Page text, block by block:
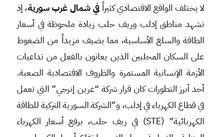
لا يختلف الواقع الاقتصادي كثيراًفي شمال غرب سورية، إذ
تشهد مناطق إدلب وريف حلب زيادة ملحوظة في أسعار
الطاقة والسلع الأساسية، مما يضيف مزيداً من الضغوط
على السكان المحليين الذين يعانون بالفعل من تداعيات
الأزمة الإنسانية المستمرة والظروف الاقتصادية الصعبة.
أحد أبرز التطورات كان قرار شركة “غرين إنرجي” التي تعمل
في قطاع الكهرباء في إدلب، و”الشركة السورية التركية للطاقة
الكهربائية” (STE) في ريف حلب، برفع أسعار الكهرباء